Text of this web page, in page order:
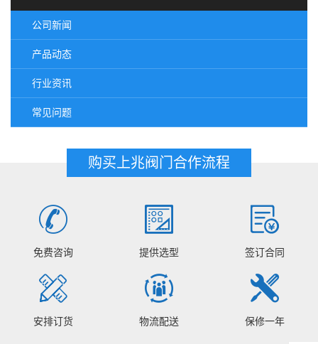
公司新闻
产品动态
行业资讯
常见问题
购买上兆阀门合作流程
免费咨询 提供选型 签订合同
安排订货 物流配送 保修一年